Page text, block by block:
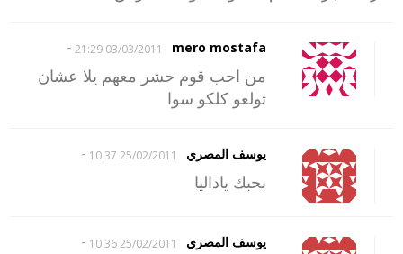
mero mostafa
03/03/2011 21:29
-
من احب قوم حشر معهم يلا عشان
تولعو كلكو سوا
يوسف المصري 25/02/2011 10:37
-
بحبك ياداليا
يوسف المصري 25/02/2011 10:36
-